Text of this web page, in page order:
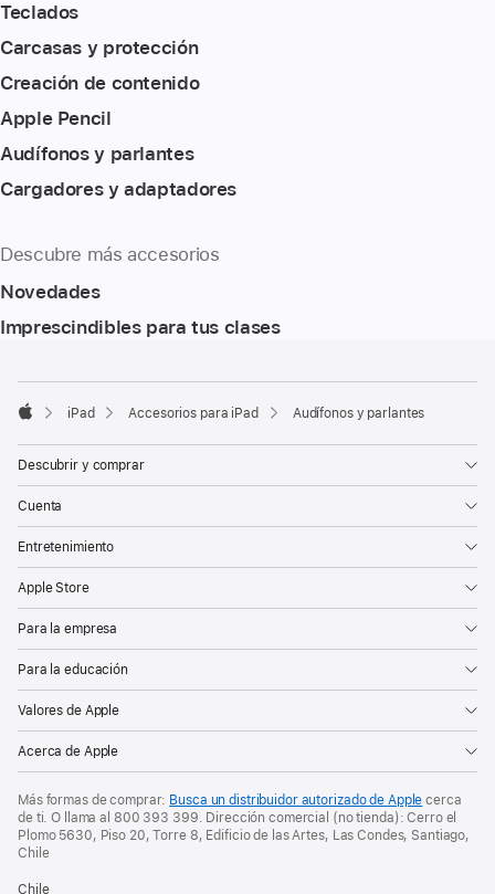
Teclados
Carcasas y protección
Creación de contenido
Apple Pencil
Audífonos y parlantes
Cargadores y adaptadores
Descubre más accesorios
Novedades
Imprescindibles para tus clases
a
pie
de
página
a
pie
de
página
iPad Accesorios para iPad Audífonos y parlantes
Descubrir y comprar
Cuenta
Entretenimiento
Apple Store
Para la empresa
Para la educación
Valores de Apple
Acerca de Apple
Más formas de comprar: Busca un distribuidor autorizado de Apple cerca
de ti. O
llama al 800 393 399 . Dirección comercial (no tienda): Cerro el
Plomo 5630, Piso 20, Torre 8, Edificio de las Artes, Las Condes, Santiago,
Chile
Chile